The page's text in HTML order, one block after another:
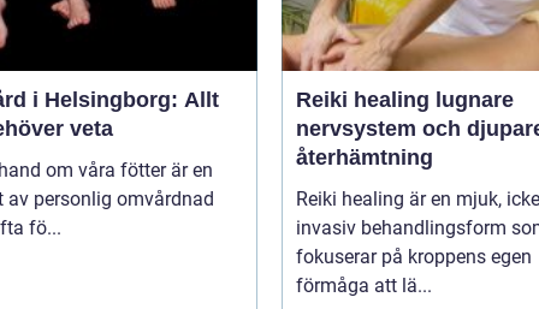
i Helsingborg: Allt
veta
om våra fötter är en
av personlig omvårdnad
fö...
Reiki healing lugnare
nervsystem och
återhämtning
Reiki healing är en mjuk,
invasiv behandlingsform
fokuserar på kroppens egen
förmåga att lä...